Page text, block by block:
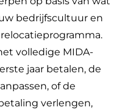
bedrijfscultuur en
volledige MIDA-
jaar betalen, de
of de
verlengen,